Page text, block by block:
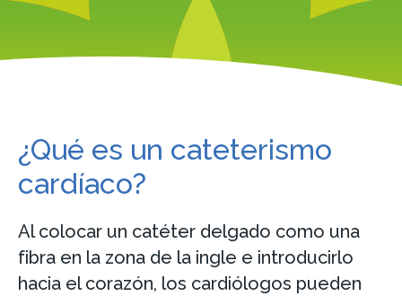
¿Qué es un cateterismo
cardíaco?
Al colocar un catéter delgado como una
fibra en la zona de la ingle e introducirlo
hacia el corazón, los cardiólogos pueden